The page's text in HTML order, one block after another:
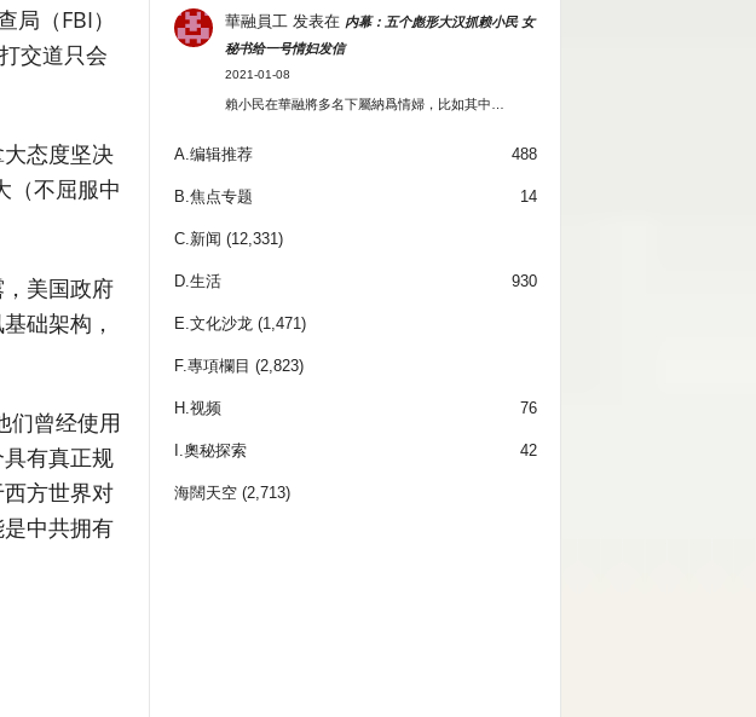
（FBI）
交道只会
态度坚决
（不屈服中
美国政府
础架构，
们曾经使用
有真正规
方世界对
中共拥有
華融員工 发表在 内幕：五个彪形大汉抓赖小民 女
秘书给一号情妇发信
2021-01-08
賴小民在華融將多名下屬納爲情婦，比如其中…
A.编辑推荐 488
B.焦点专题 14
C.新闻 (12,331)
D.生活 930
E.文化沙龙 (1,471)
F.專項欄目 (2,823)
H.视频 76
I.奧秘探索 42
海闊天空(2,713)